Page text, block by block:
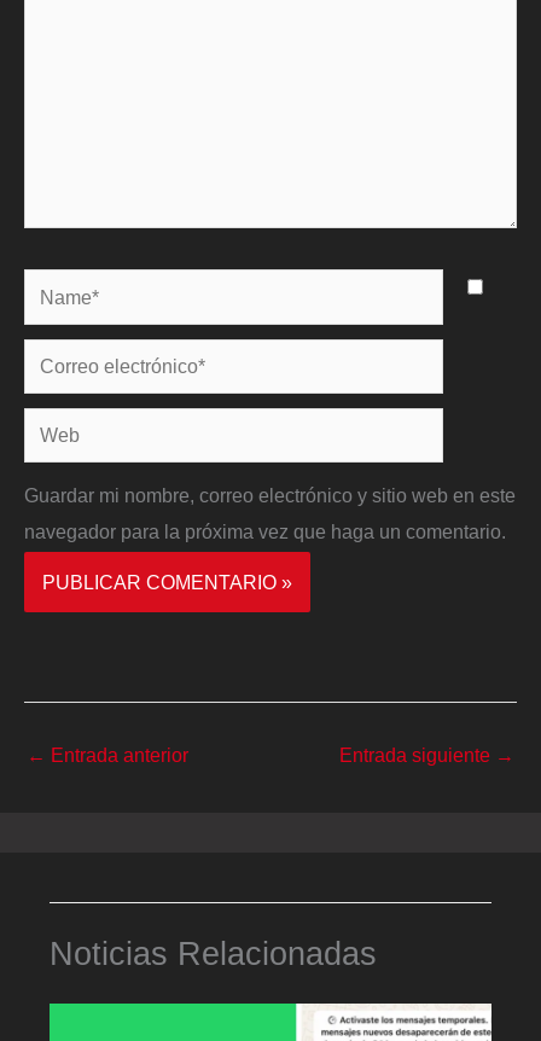
Name*
Correo
electrónico*
Web
Guardar mi nombre, correo electrónico y sitio web en este
navegador para la próxima vez que haga un comentario.
← Entrada anterior Entrada siguiente →
Noticias Relacionadas